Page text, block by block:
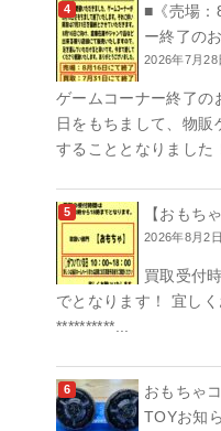
■《売場：
ー終了の
2026年7月28
ゲームコーナー終了の
日をもちまして、物販
することとなりました
【おもち
2026年8月2
買取受付
でとなります！ 宜し
**********...
おもちゃ
TOYお知